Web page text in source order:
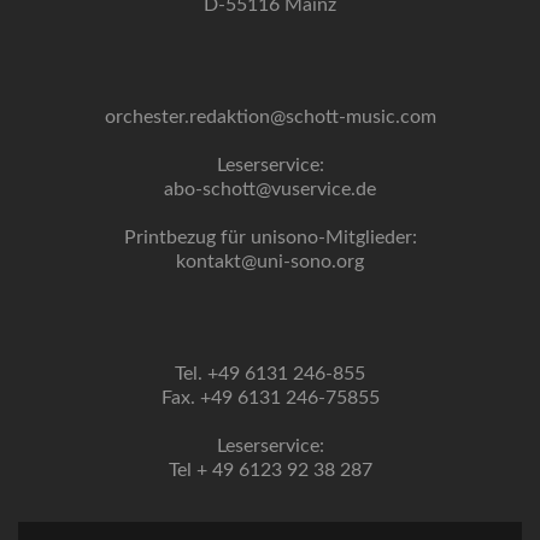
D-55116 Mainz
orchester.redaktion@schott-music.com
Leserservice:
abo-schott@vuservice.de
Printbezug für unisono-Mitglieder:
kontakt@uni-sono.org
Tel. +49 6131 246-855
Fax. +49 6131 246-75855
Leserservice:
Tel + 49 6123 92 38 287